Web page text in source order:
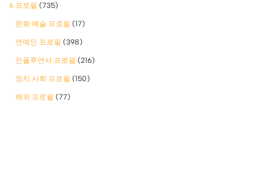
6 프로필 (735)
문화 예술 프로필 (17)
연예인 프로필 (398)
인플루언서 프로필 (216)
정치 사회 프로필 (150)
해외 프로필 (77)